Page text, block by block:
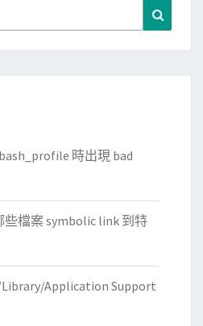
時出現 bad
些檔案 symbolic link 到特
Library/Application Support